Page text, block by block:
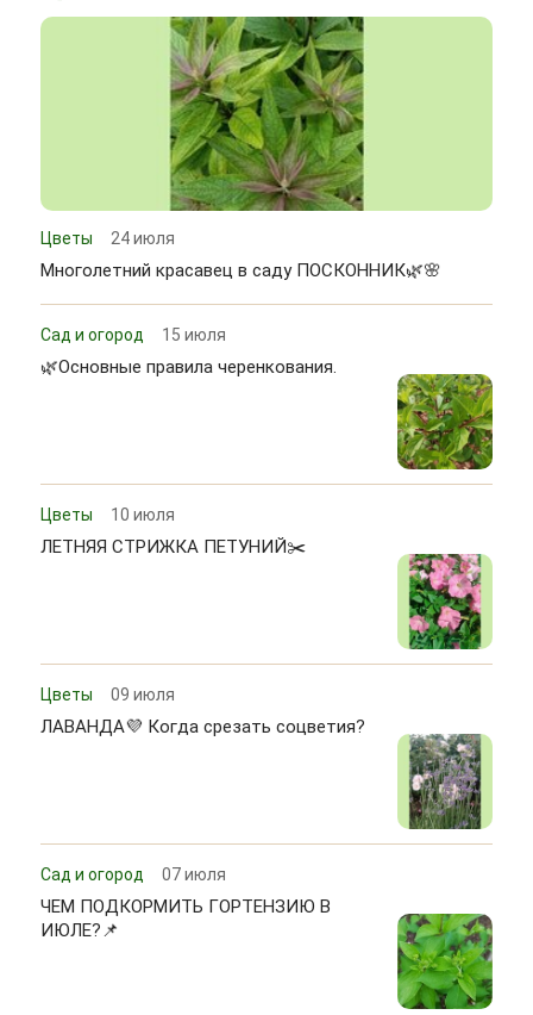
Цветы 24 июля
Многолетний красавец в саду ПОСКОННИК🌿🌸
Сад и огород 15 июля
🌿Основные правила черенкования.
Цветы 10 июля
ЛЕТНЯЯ СТРИЖКА ПЕТУНИЙ✂️
Цветы 09 июля
ЛАВАНДА💜 Когда срезать соцветия?
Сад и огород 07 июля
ЧЕМ ПОДКОРМИТЬ ГОРТЕНЗИЮ В
ИЮЛЕ?📌